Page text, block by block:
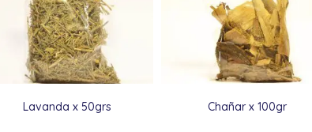
Lavanda x 50grs Chañar x 100gr